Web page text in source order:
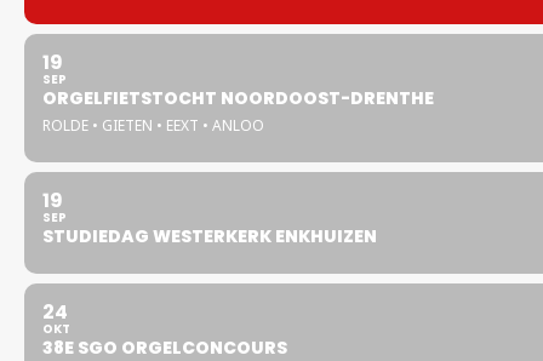
19
SEP
ORGELFIETSTOCHT NOORDOOST-DRENTHE
ROLDE • GIETEN • EEXT • ANLOO
19
SEP
STUDIEDAG WESTERKERK ENKHUIZEN
24
OKT
38E SGO ORGELCONCOURS